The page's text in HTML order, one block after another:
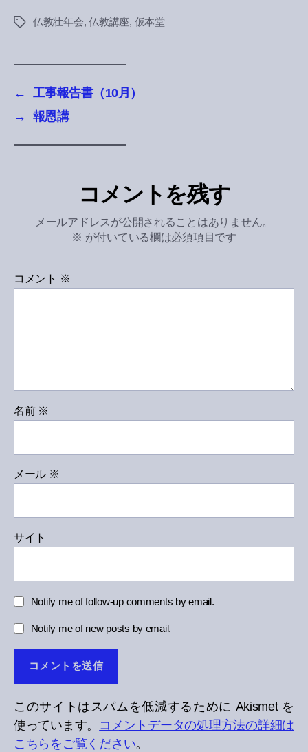
Tags仏教壮年会,仏教講座, 仮本堂
←
工事報告書（10月）
→
報恩講
コメントを残す
メールアドレスが公開されることはありません。
※ が付いている欄は必須項目です
コメント ※
名前 ※
メール ※
サイト
Notify me of follow-up comments by email.
Notify me of new posts by email.
このサイトはスパムを低減するために Akismet を
使っています。 コメントデータの処理方法の詳細は
こちらをご覧ください。